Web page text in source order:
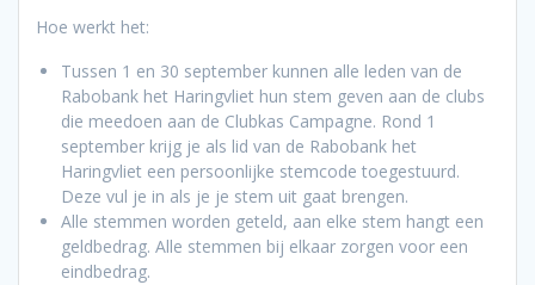
Hoe werkt het:
Tussen 1 en 30 september kunnen alle leden van de
Rabobank het Haringvliet hun stem geven aan de clubs
die meedoen aan de Clubkas Campagne. Rond 1
september krijg je als lid van de Rabobank het
Haringvliet een persoonlijke stemcode toegestuurd.
Deze vul je in als je je stem uit gaat brengen.
Alle stemmen worden geteld, aan elke stem hangt een
geldbedrag. Alle stemmen bij elkaar zorgen voor een
eindbedrag.